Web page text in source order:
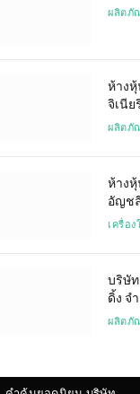
ผลิตภั
ห้าง
จิเนีย
ผลิตภั
ห้าง
อัญช
เครื่อ
บริษัท
ดิ้ง จ
ผลิตภั